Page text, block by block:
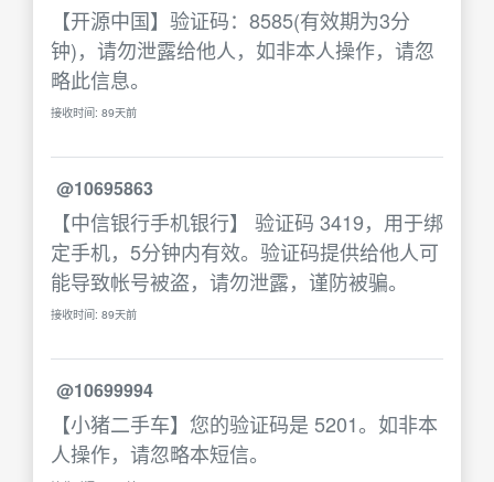
【开源中国】验证码：8585(有效期为3分
钟)，请勿泄露给他人，如非本人操作，请忽
略此信息。
接收时间: 89天前
@10695863
【中信银行手机银行】 验证码 3419，用于绑
定手机，5分钟内有效。验证码提供给他人可
能导致帐号被盗，请勿泄露，谨防被骗。
接收时间: 89天前
@10699994
【小猪二手车】您的验证码是 5201。如非本
人操作，请忽略本短信。